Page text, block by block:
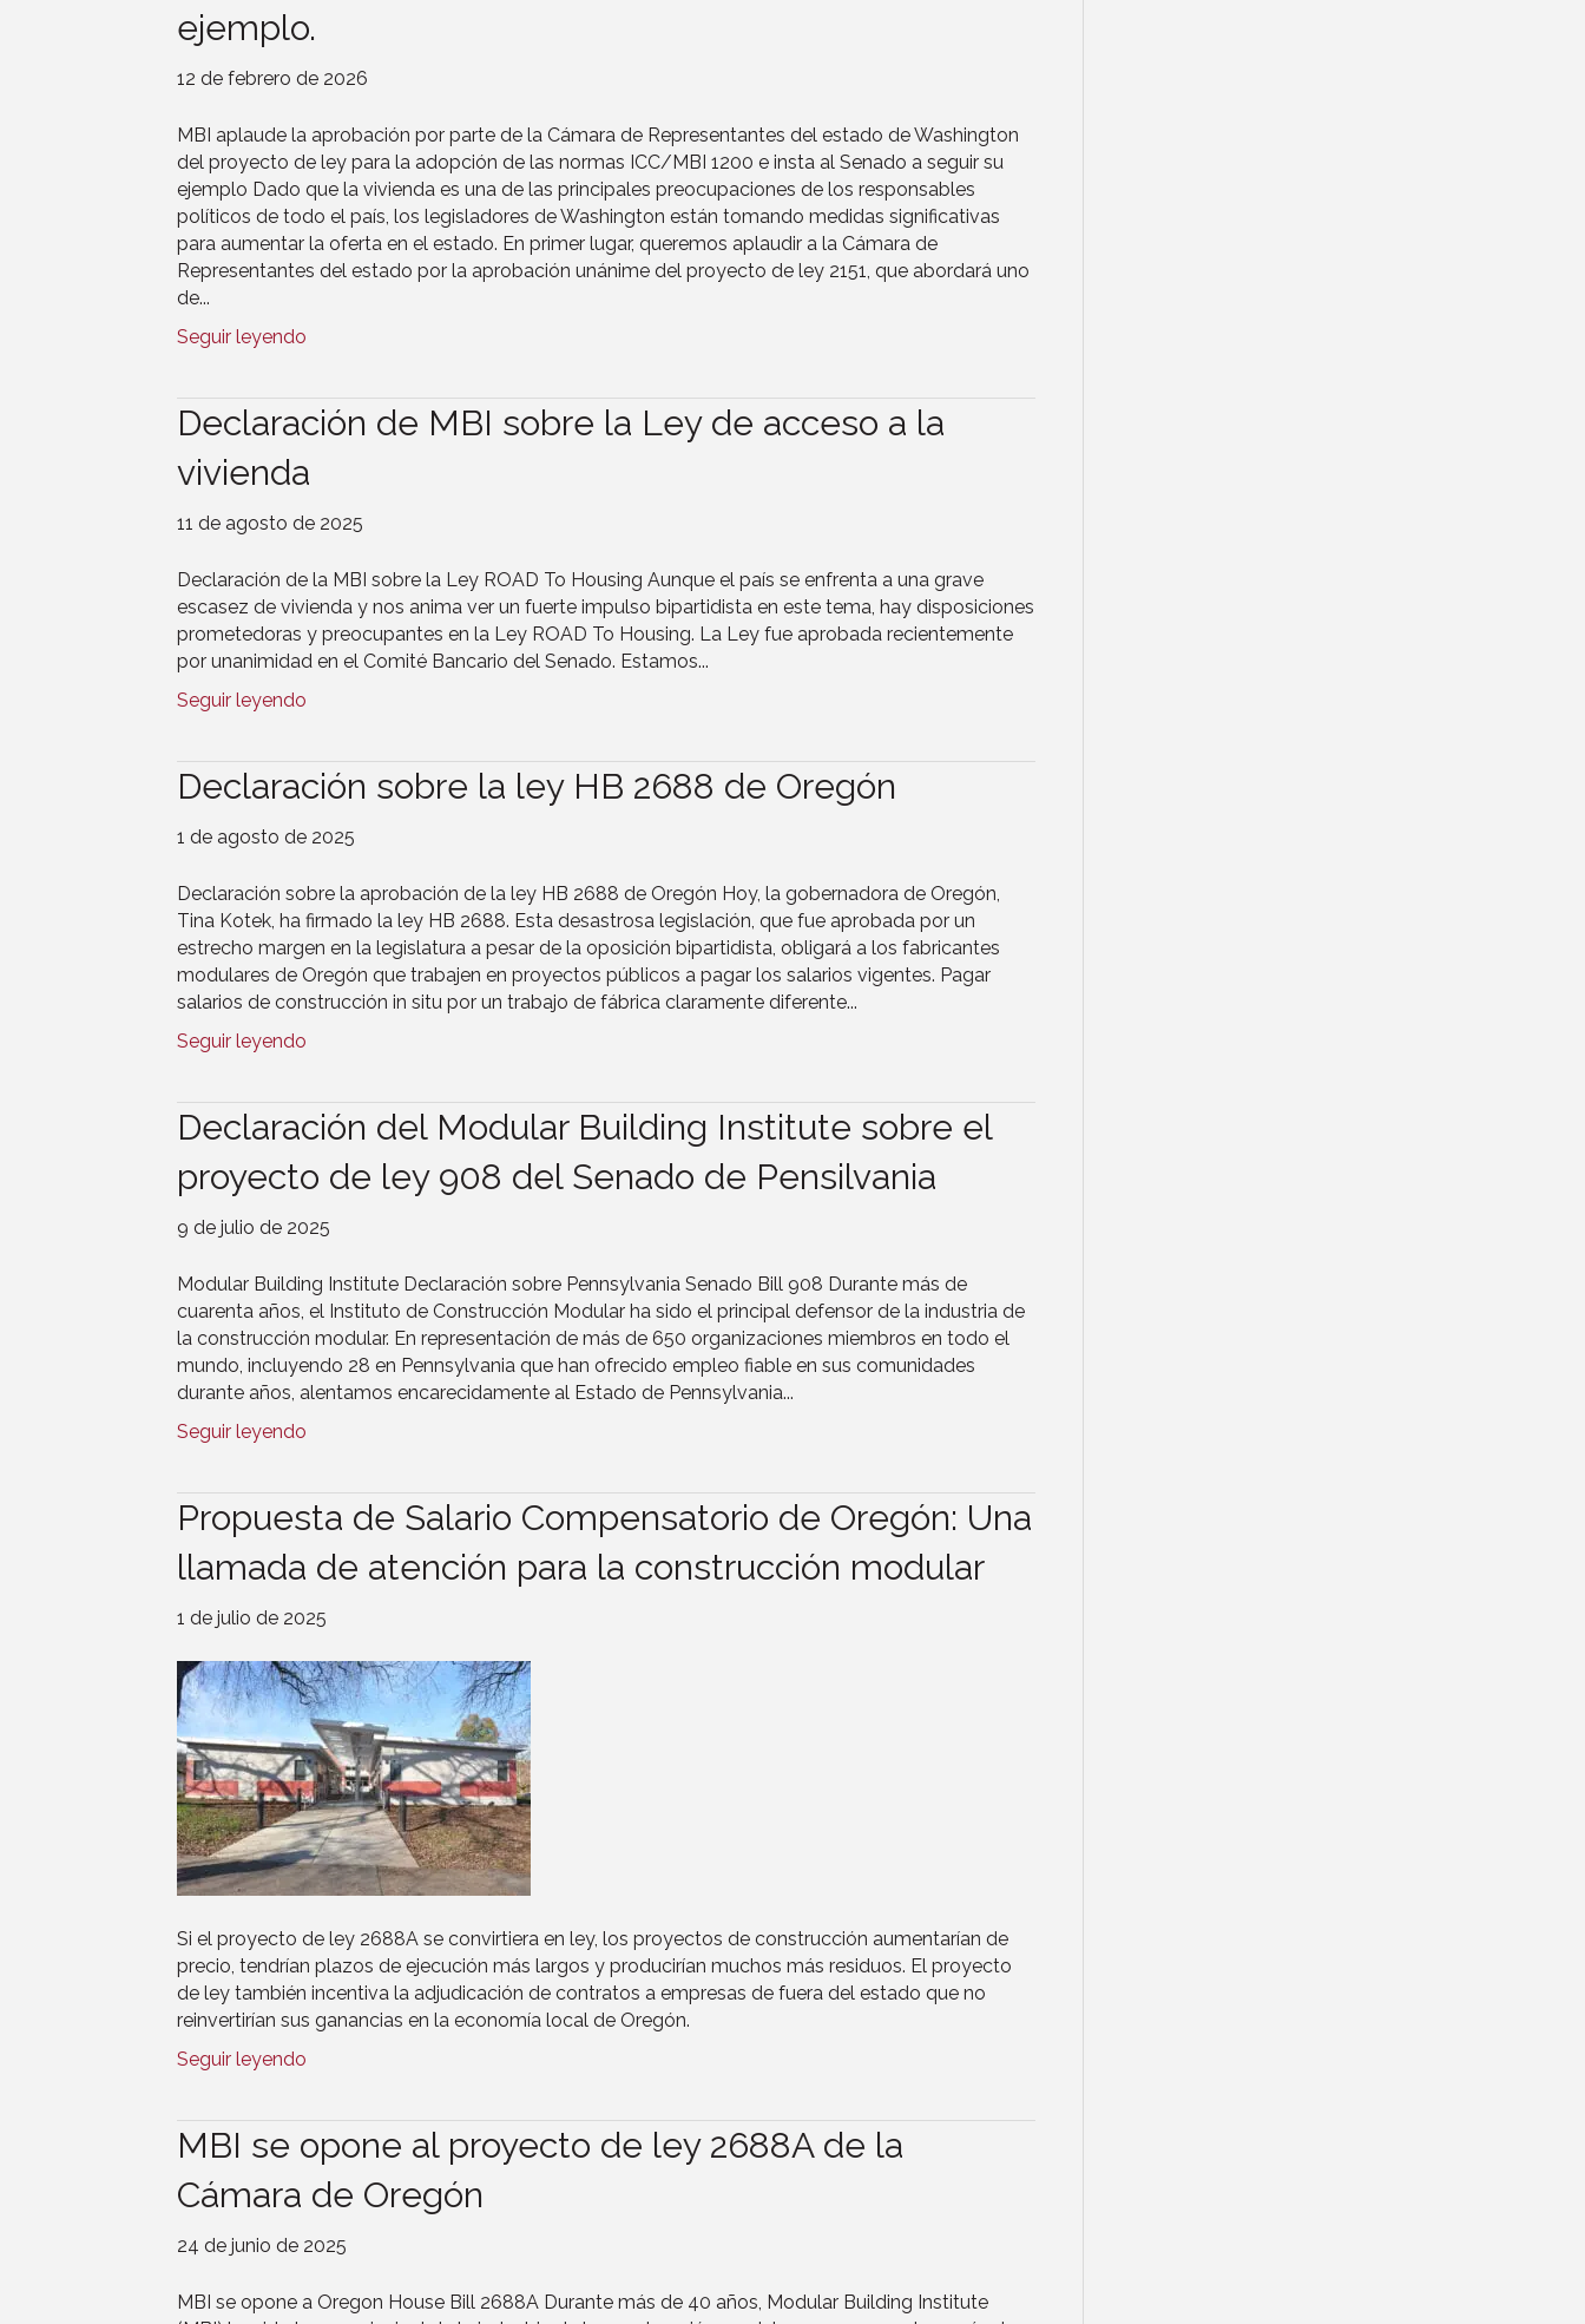
ejemplo.
12 de febrero de 2026
MBI aplaude la aprobación por parte de la Cámara de Representantes del estado de Washington
del proyecto de ley para la adopción de las normas ICC/MBI 1200 e insta al Senado a seguir su
ejemplo Dado que la vivienda es una de las principales preocupaciones de los responsables
políticos de todo el país, los legisladores de Washington están tomando medidas significativas
para aumentar la oferta en el estado. En primer lugar, queremos aplaudir a la Cámara de
Representantes del estado por la aprobación unánime del proyecto de ley 2151, que abordará uno
de...
Seguir leyendo
Declaración de MBI sobre la Ley de acceso a la
vivienda
11 de agosto de 2025
Declaración de la MBI sobre la Ley ROAD To Housing Aunque el país se enfrenta a una grave
escasez de vivienda y nos anima ver un fuerte impulso bipartidista en este tema, hay disposiciones
prometedoras y preocupantes en la Ley ROAD To Housing. La Ley fue aprobada recientemente
por unanimidad en el Comité Bancario del Senado. Estamos...
Seguir leyendo
Declaración sobre la ley HB 2688 de Oregón
1 de agosto de 2025
Declaración sobre la aprobación de la ley HB 2688 de Oregón Hoy, la gobernadora de Oregón,
Tina Kotek, ha firmado la ley HB 2688. Esta desastrosa legislación, que fue aprobada por un
estrecho margen en la legislatura a pesar de la oposición bipartidista, obligará a los fabricantes
modulares de Oregón que trabajen en proyectos públicos a pagar los salarios vigentes. Pagar
salarios de construcción in situ por un trabajo de fábrica claramente diferente...
Seguir leyendo
Declaración del Modular Building Institute sobre el
proyecto de ley 908 del Senado de Pensilvania
9 de julio de 2025
Modular Building Institute Declaración sobre Pennsylvania Senado Bill 908 Durante más de
cuarenta años, el Instituto de Construcción Modular ha sido el principal defensor de la industria de
la construcción modular. En representación de más de 650 organizaciones miembros en todo el
mundo, incluyendo 28 en Pennsylvania que han ofrecido empleo fiable en sus comunidades
durante años, alentamos encarecidamente al Estado de Pennsylvania...
Seguir leyendo
Propuesta de Salario Compensatorio de Oregón: Una
llamada de atención para la construcción modular
1 de julio de 2025
Si el proyecto de ley 2688A se convirtiera en ley, los proyectos de construcción aumentarían de
precio, tendrían plazos de ejecución más largos y producirían muchos más residuos. El proyecto
de ley también incentiva la adjudicación de contratos a empresas de fuera del estado que no
reinvertirían sus ganancias en la economía local de Oregón.
Seguir leyendo
MBI se opone al proyecto de ley 2688A de la
Cámara de Oregón
24 de junio de 2025
MBI se opone a Oregon House Bill 2688A Durante más de 40 años, Modular Building Institute